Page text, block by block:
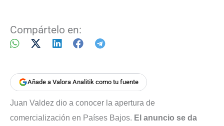
Compártelo en:
Añade a Valora Analitik como tu fuente
Juan Valdez dio a conocer la apertura de
comercialización en Países Bajos. El anuncio se da